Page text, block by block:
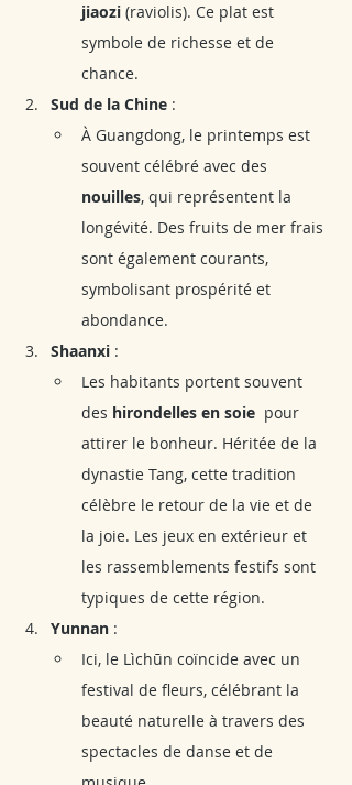
jiaozi (raviolis). Ce plat est
symbole de richesse et de
chance.
Sud de la Chine :
À Guangdong, le printemps est
souvent célébré avec des
nouilles, qui représentent la
longévité. Des fruits de mer frais
sont également courants,
symbolisant prospérité et
abondance.
Shaanxi :
Les habitants portent souvent
des hirondelles en soie pour
attirer le bonheur. Héritée de la
dynastie Tang, cette tradition
célèbre le retour de la vie et de
la joie. Les jeux en extérieur et
les rassemblements festifs sont
typiques de cette région.
Yunnan :
Ici, le Lìchūn coïncide avec un
festival de fleurs, célébrant la
beauté naturelle à travers des
spectacles de danse et de